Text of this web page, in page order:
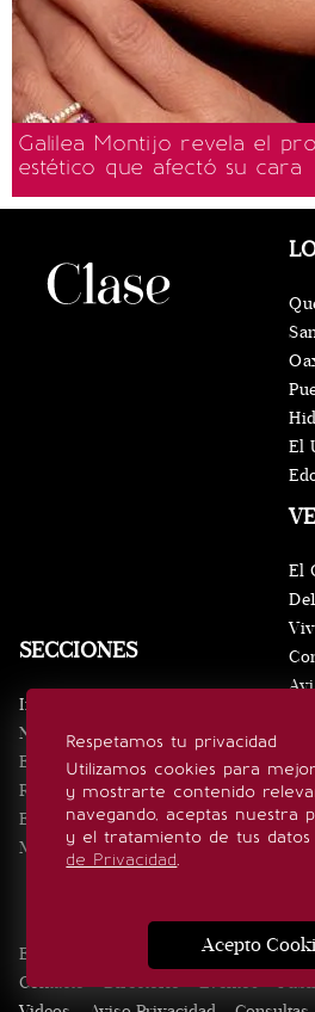
Galilea Montijo revela el
estético que afectó su cara
Respetamos tu privacidad
Utilizamos cookies para
y mostrarte contenido
navegando, aceptas nuestra
y el tratamiento de tus datos
de Privacidad.
Acepto
SECCIONES
Inicio
Noticias
Eventos
Realeza
Estilo de vida
Minuto x Minuto
El
El
Edición Impresa Noticias Quiénes
Contacto
Directorio Eventos